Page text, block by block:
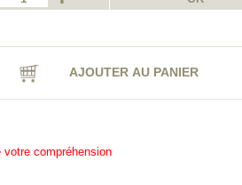
AJOUTER AU PANIER
compréhension